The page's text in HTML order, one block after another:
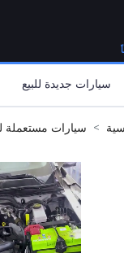
سيارات جديدة للبيع
سيارات مستعملة